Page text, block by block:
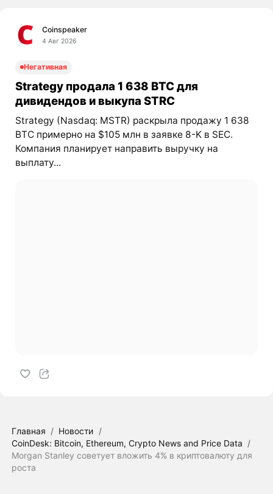
Coinspeaker
4 Авг 2026
Негативная
Strategy продала 1 638 BTC для
дивидендов и выкупа STRC
Strategy (Nasdaq: MSTR) раскрыла продажу 1 638
BTC примерно на $105 млн в заявке 8-K в SEC.
Компания планирует направить выручку на
выплату...
Главная / Новости /
CoinDesk: Bitcoin, Ethereum, Crypto News and Price Data /
Morgan Stanley советует вложить 4% в криптовалюту для
роста